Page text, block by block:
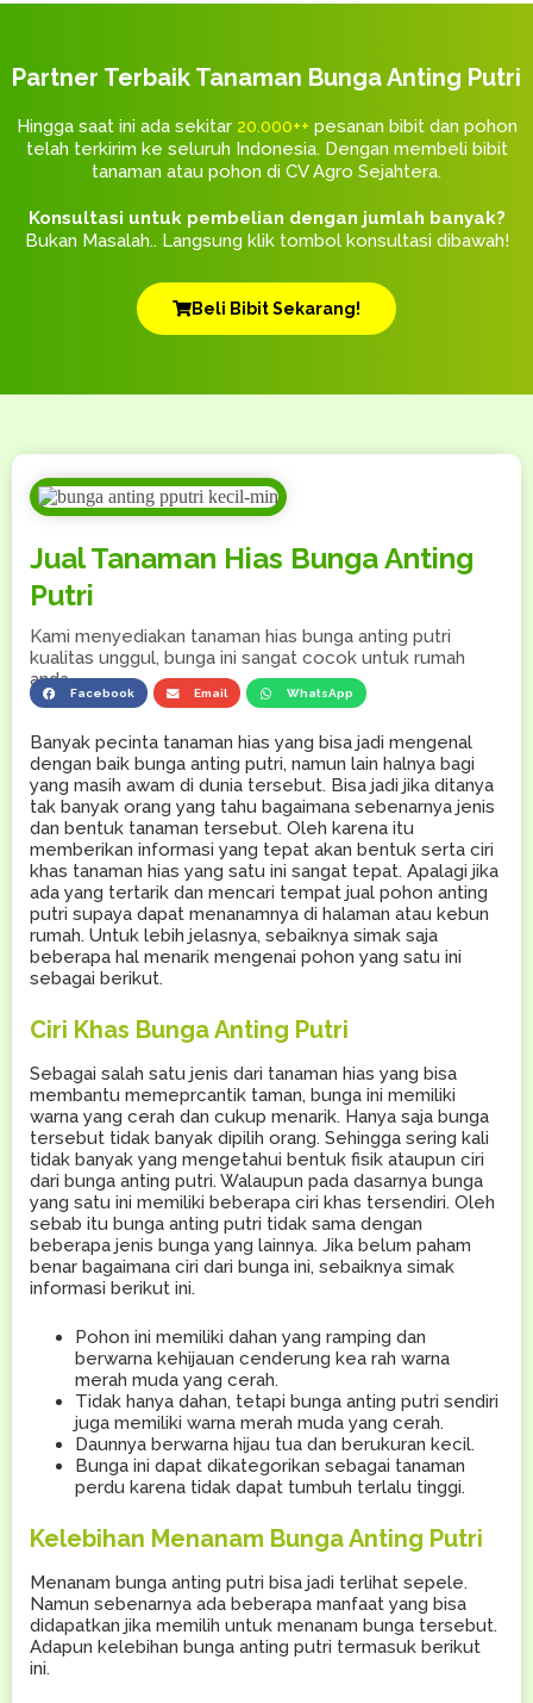
Partner Terbaik Tanaman Bunga Anting Putri
Hingga saat ini ada sekitar 20.000++ pesanan bibit dan pohon
telah terkirim ke seluruh Indonesia. Dengan membeli bibit
tanaman atau pohon di CV Agro Sejahtera.
Konsultasi untuk pembelian dengan jumlah banyak?
Bukan Masalah.. Langsung klik tombol konsultasi dibawah!
Beli Bibit Sekarang!
Jual Tanaman Hias Bunga Anting
Putri
Kami menyediakan tanaman hias bunga anting putri
kualitas unggul, bunga ini sangat cocok untuk rumah
anda.
Facebook Email WhatsApp
Banyak pecinta tanaman hias yang bisa jadi mengenal
dengan baik bunga anting putri, namun lain halnya bagi
yang masih awam di dunia tersebut. Bisa jadi jika ditanya
tak banyak orang yang tahu bagaimana sebenarnya jenis
dan bentuk tanaman tersebut. Oleh karena itu
memberikan informasi yang tepat akan bentuk serta ciri
khas tanaman hias yang satu ini sangat tepat. Apalagi jika
ada yang tertarik dan mencari tempat jual pohon anting
putri supaya dapat menanamnya di halaman atau kebun
rumah. Untuk lebih jelasnya, sebaiknya simak saja
beberapa hal menarik mengenai pohon yang satu ini
sebagai berikut.
Ciri Khas Bunga Anting Putri
Sebagai salah satu jenis dari tanaman hias yang bisa
membantu memeprcantik taman, bunga ini memiliki
warna yang cerah dan cukup menarik. Hanya saja bunga
tersebut tidak banyak dipilih orang. Sehingga sering kali
tidak banyak yang mengetahui bentuk fisik ataupun ciri
dari bunga anting putri. Walaupun pada dasarnya bunga
yang satu ini memiliki beberapa ciri khas tersendiri. Oleh
sebab itu bunga anting putri tidak sama dengan
beberapa jenis bunga yang lainnya. Jika belum paham
benar bagaimana ciri dari bunga ini, sebaiknya simak
informasi berikut ini.
Pohon ini memiliki dahan yang ramping dan
berwarna kehijauan cenderung kea rah warna
merah muda yang cerah.
Tidak hanya dahan, tetapi bunga anting putri sendiri
juga memiliki warna merah muda yang cerah.
Daunnya berwarna hijau tua dan berukuran kecil.
Bunga ini dapat dikategorikan sebagai tanaman
perdu karena tidak dapat tumbuh terlalu tinggi.
Kelebihan Menanam Bunga Anting Putri
Menanam bunga anting putri bisa jadi terlihat sepele.
Namun sebenarnya ada beberapa manfaat yang bisa
didapatkan jika memilih untuk menanam bunga tersebut.
Adapun kelebihan bunga anting putri termasuk berikut
ini.